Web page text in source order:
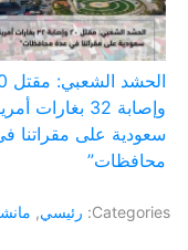
وإصابة 32 بغارات
سعودية على مقراتنا
محافظات”
Categories: رئيسي,